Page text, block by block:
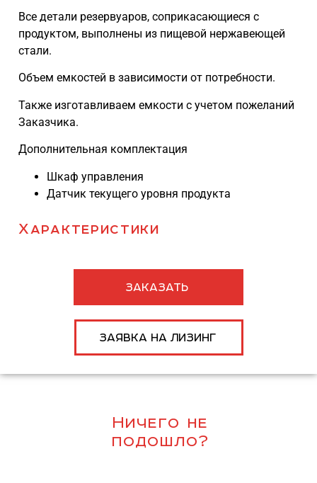
Все детали резервуаров, соприкасающиеся с
продуктом, выполнены из пищевой нержавеющей
стали.
Объем емкостей в зависимости от потребности.
Также изготавливаем емкости с учетом пожеланий
Заказчика.
Дополнительная комплектация
Шкаф управления
Датчик текущего уровня продукта
Характеристики
ЗАКАЗАТЬ
ЗАЯВКА НА ЛИЗИНГ
Ничего не
подошло?